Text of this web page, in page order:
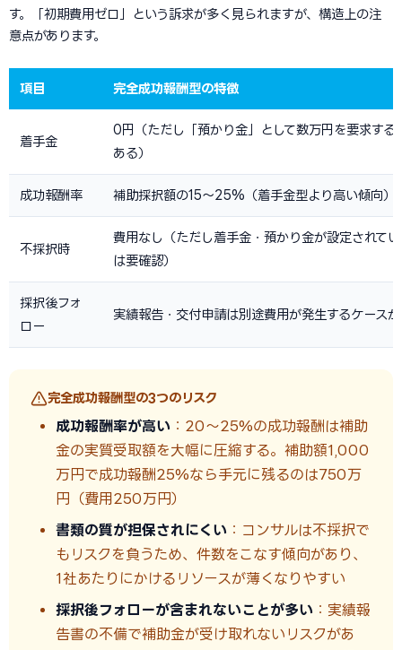
す。「初期費用ゼロ」という訴求が多く見られますが、構造上の注
意点があります。
項目 完全成功報酬型の特徴
着手金
0円（ただし「預かり金」として数万円を要求する
ある）
成功報酬率 補助採択額の15〜25%（着手金型より高い傾向）
不採択時
費用なし（ただし着手金・預かり金が設定されて
は要確認）
採択後フォ
ロー
実績報告・交付申請は別途費用が発生するケース
完全成功報酬型の3つのリスク
成功報酬率が高い ：20〜25%の成功報酬は補助
金の実質受取額を大幅に圧縮する。補助額1,000
万円で成功報酬25%なら手元に残るのは750万
円（費用250万円）
書類の質が担保されにくい ：コンサルは不採択で
もリスクを負うため、件数をこなす傾向があり、
1社あたりにかけるリソースが薄くなりやすい
採択後フォローが含まれないことが多い ：実績報
告書の不備で補助金が受け取れないリスクがあ